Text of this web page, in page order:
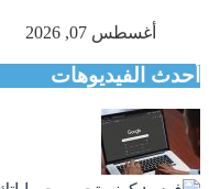
أغسطس 07, 2026
أحدث الفيديوهات